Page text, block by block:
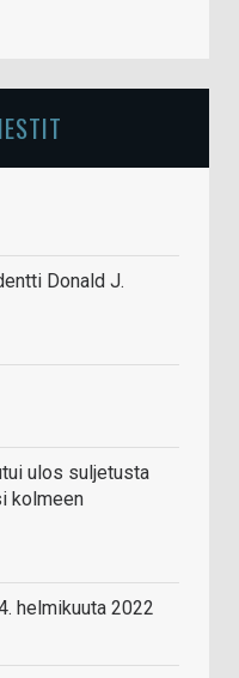
Donald J.
ulos suljetusta
kolmeen
helmikuuta 2022